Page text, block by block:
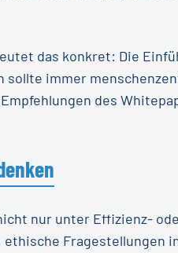
das konkret: Die
sollte immer
des
nur unter Effizienz-
Fragestellungen